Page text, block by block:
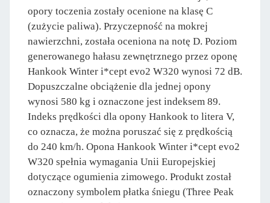
opory toczenia zostały ocenione na klasę C
(zużycie paliwa). Przyczepność na mokrej
nawierzchni, została oceniona na notę D. Poziom
generowanego hałasu zewnętrznego przez oponę
Hankook Winter i*cept evo2 W320 wynosi 72 dB.
Dopuszczalne obciążenie dla jednej opony
wynosi 580 kg i oznaczone jest indeksem 89.
Indeks prędkości dla opony Hankook to litera V,
co oznacza, że można poruszać się z prędkością
do 240 km/h. Opona Hankook Winter i*cept evo2
W320 spełnia wymagania Unii Europejskiej
dotyczące ogumienia zimowego. Produkt został
oznaczony symbolem płatka śniegu (Three Peak